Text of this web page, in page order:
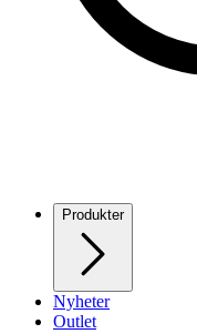
Produkter
Nyheter
Outlet